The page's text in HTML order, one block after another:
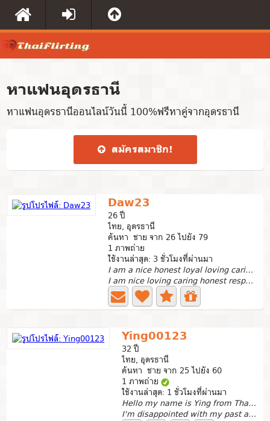
หาแฟนอุดรธานี
หาแฟนอุดรธานีออนไลน์วันนี้ 100%ฟรีหาคู่จากอุดรธานี
สมัคร​สมาชิก​!
Daw23
26 ปี
ไทย, อุดรธานี
ค้นหา ชาย จาก 26 ไปยัง 79
1 ภาพถ่าย
ใช้งานล่าสุด: 3 ชั่วโมงที่ผ่านมา
I am a nice honest loyal loving caring kindhearted
I am nice loving caring honest respectful understanding...
Ying00123
32 ปี
ไทย, อุดรธานี
ค้นหา ชาย จาก 25 ไปยัง 60
1 ภาพถ่าย
ใช้งานล่าสุด: 1 ชั่วโมงที่ผ่านมา
Hello my name is Ying from Thailand
I'm disappointed with my past and want a fresh start with...